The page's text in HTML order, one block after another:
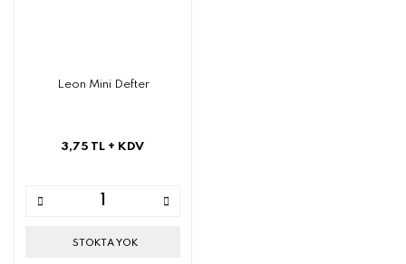
Leon Mini Defter
3,75 TL + KDV
STOKTA YOK